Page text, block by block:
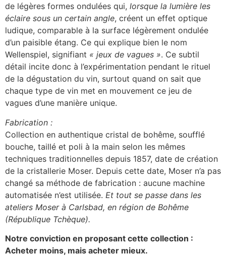
de légères formes ondulées qui, lorsque la lumière les
éclaire sous un certain angle, créent un effet optique
ludique, comparable à la surface légèrement ondulée
d’un paisible étang. Ce qui explique bien le nom
Wellenspiel, signifiant « jeux de vagues ». Ce subtil
détail incite donc à l’expérimentation pendant le rituel
de la dégustation du vin, surtout quand on sait que
chaque type de vin met en mouvement ce jeu de
vagues d’une manière unique.
Fabrication :
Collection en authentique cristal de bohême, soufflé
bouche, taillé et poli à la main selon les mêmes
techniques traditionnelles depuis 1857, date de création
de la cristallerie Moser. Depuis cette date, Moser n’a pas
changé sa méthode de fabrication : aucune machine
automatisée n’est utilisée. Et tout se passe dans les
ateliers Moser à Carlsbad, en région de Bohême
(République Tchèque).
Notre conviction en proposant cette collection :
Acheter moins, mais acheter mieux.